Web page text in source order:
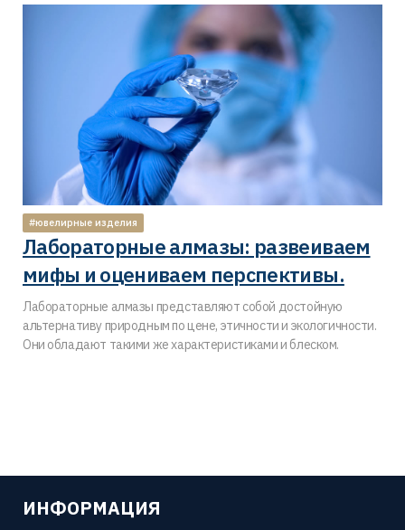
#ювелирные изделия
Лабораторные алмазы: развеиваем
мифы и оцениваем перспективы.
Лабораторные алмазы представляют собой достойную
альтернативу природным по цене, этичности и экологичности.
Они обладают такими же характеристиками и блеском.
ИНФОРМАЦИЯ